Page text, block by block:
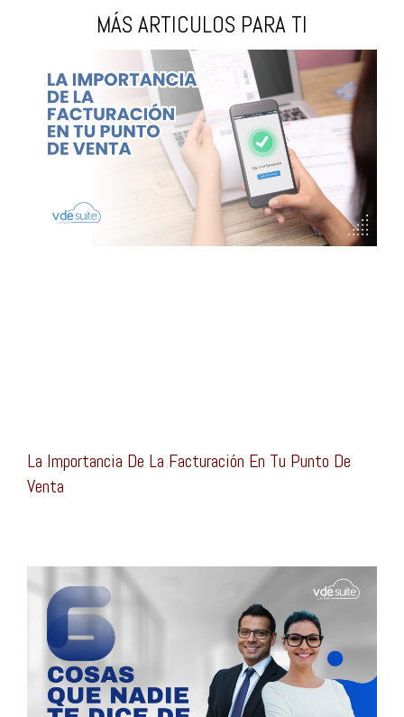
MÁS ARTICULOS PARA TI
La Importancia De La Facturación En Tu Punto De
Venta